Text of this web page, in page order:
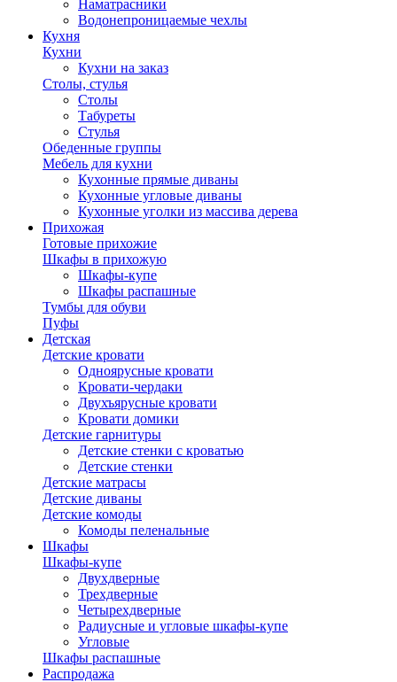
Наматрасники
Водонепроницаемые чехлы
Кухня
Кухни
Кухни на заказ
Столы, стулья
Столы
Табуреты
Стулья
Обеденные группы
Мебель для кухни
Кухонные прямые диваны
Кухонные угловые диваны
Кухонные уголки из массива дерева
Прихожая
Готовые прихожие
Шкафы в прихожую
Шкафы-купе
Шкафы распашные
Тумбы для обуви
Пуфы
Детская
Детские кровати
Одноярусные кровати
Кровати-чердаки
Двухъярусные кровати
Кровати домики
Детские гарнитуры
Детские стенки с кроватью
Детские стенки
Детские матрасы
Детские диваны
Детские комоды
Комоды пеленальные
Шкафы
Шкафы-купе
Двухдверные
Трехдверные
Четырехдверные
Радиусные и угловые шкафы-купе
Угловые
Шкафы распашные
Распродажа